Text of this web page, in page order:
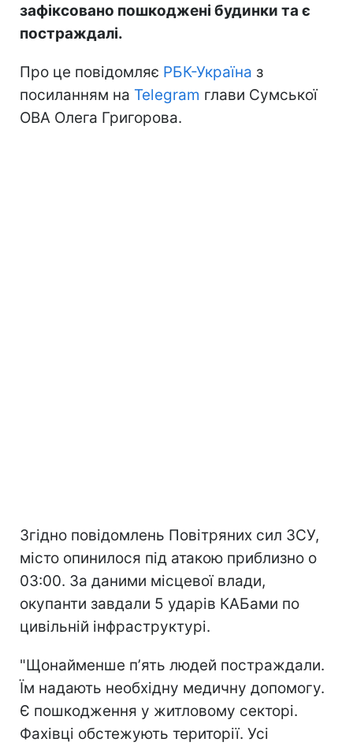
зафіксовано пошкоджені будинки та є
постраждалі.
Про це повідомляє РБК-Україна з
посиланням на Telegram глави Сумської
ОВА Олега Григорова.
Згідно повідомлень Повітряних сил ЗСУ,
місто опинилося під атакою приблизно о
03:00. За даними місцевої влади,
окупанти завдали 5 ударів КАБами по
цивільній інфраструктурі.
"Щонайменше пʼять людей постраждали.
Їм надають необхідну медичну допомогу.
Є пошкодження у житловому секторі.
Фахівці обстежують території. Усі